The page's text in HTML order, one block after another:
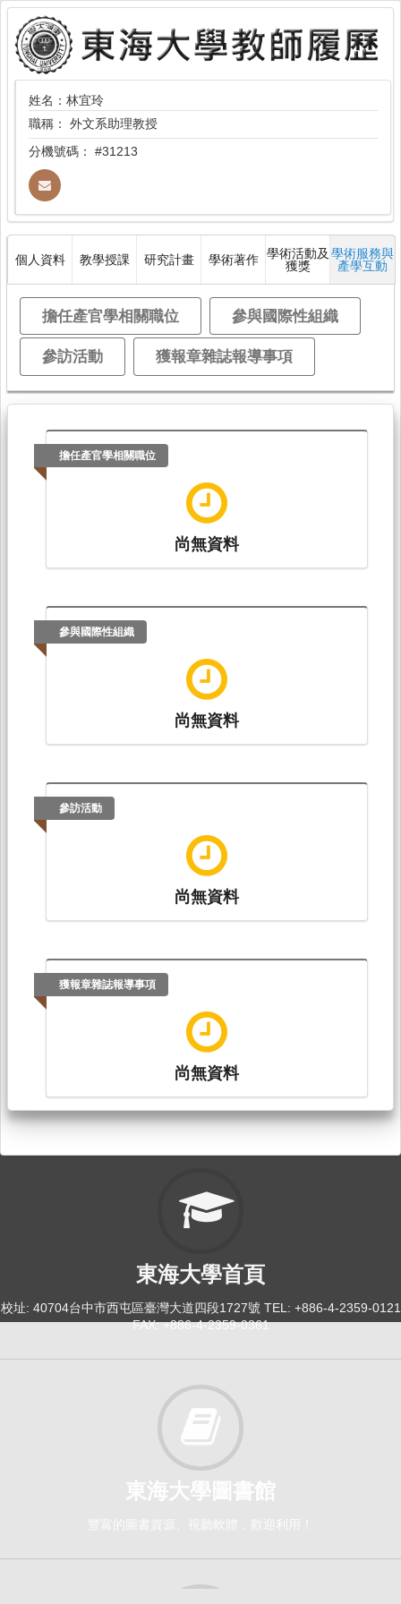
姓名：林宜玲
職稱： 外文系助理教授
分機號碼： #31213
個人資料 教學授課 研究計畫 學術著作 學術活動及
獲獎
學術服務與
產學互動
擔任產官學相關職位 參與國際性組織
參訪活動 獲報章雜誌報導事項
擔任產官學相關職位
尚無資料
參與國際性組織
尚無資料
參訪活動
尚無資料
獲報章雜誌報導事項
尚無資料
東海大學首頁
校址: 40704台中市西屯區臺灣大道四段1727號 TEL: +886-4-2359-0121
FAX: +886-4-2359-0361
東海大學圖書館
豐富的圖書資源、視聽軟體，歡迎利用！